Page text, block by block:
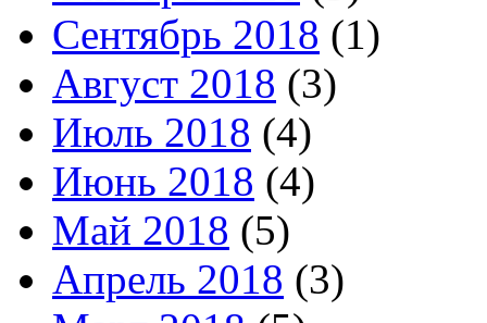
Сентябрь 2018 (1)
Август 2018 (3)
Июль 2018 (4)
Июнь 2018 (4)
Май 2018 (5)
Апрель 2018 (3)